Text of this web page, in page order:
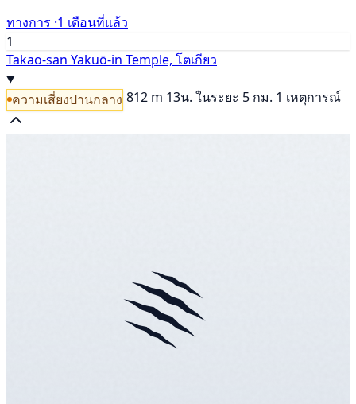
ทางการ ·1 เดือนที่แล้ว
1
Takao-san Yakuō-in Temple, โตเกียว
ความเสี่ยงปานกลาง 812 m 13น. ในระยะ 5 กม. 1 เหตุการณ์